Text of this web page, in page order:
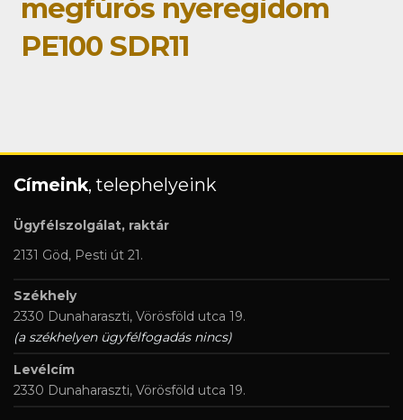
megfúrós nyeregidom
PE100 SDR11
Címeink, telephelyeink
Ügyfélszolgálat, raktár
2131 Göd, Pesti út 21.
Székhely
2330 Dunaharaszti, Vörösföld utca 19.
(a székhelyen ügyfélfogadás nincs)
Levélcím
2330 Dunaharaszti, Vörösföld utca 19.